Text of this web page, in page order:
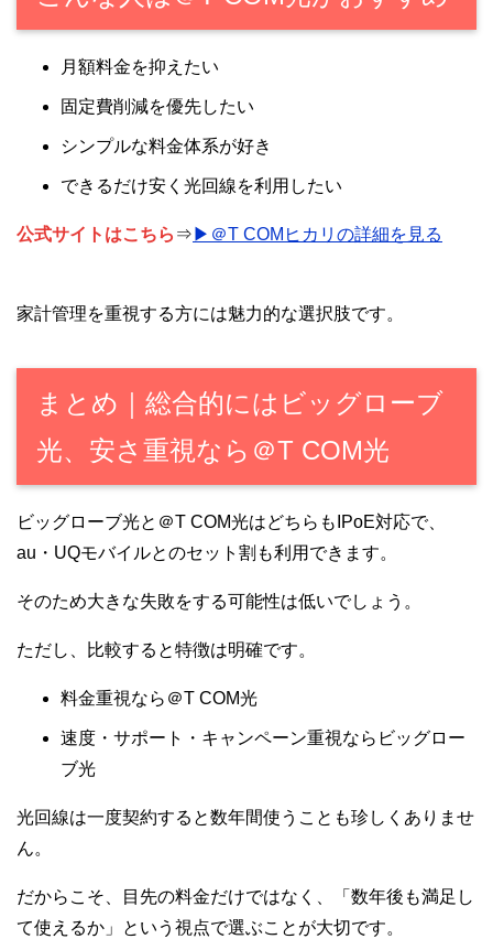
月額料金を抑えたい
固定費削減を優先したい
シンプルな料金体系が好き
できるだけ安く光回線を利用したい
公式サイトはこちら ⇒ ▶＠T COMヒカリの詳細を見る
家計管理を重視する方には魅力的な選択肢です。
まとめ｜総合的にはビッグローブ
光、安さ重視なら＠T COM光
ビッグローブ光と＠T COM光はどちらもIPoE対応で、
au・UQモバイルとのセット割も利用できます。
そのため大きな失敗をする可能性は低いでしょう。
ただし、比較すると特徴は明確です。
料金重視なら＠T COM光
速度・サポート・キャンペーン重視ならビッグロー
ブ光
光回線は一度契約すると数年間使うことも珍しくありませ
ん。
だからこそ、目先の料金だけではなく、「数年後も満足し
て使えるか」という視点で選ぶことが大切です。